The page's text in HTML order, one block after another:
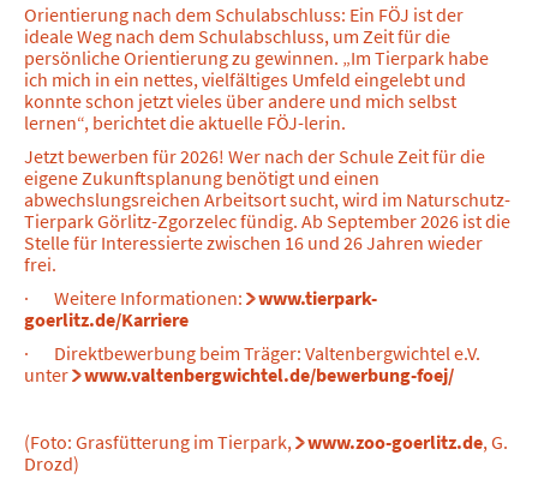
Orientierung nach dem Schulabschluss: Ein FÖJ ist der
ideale Weg nach dem Schulabschluss, um Zeit für die
persönliche Orientierung zu gewinnen. „Im Tierpark habe
ich mich in ein nettes, vielfältiges Umfeld eingelebt und
konnte schon jetzt vieles über andere und mich selbst
lernen“, berichtet die aktuelle FÖJ-lerin.
Jetzt bewerben für 2026! Wer nach der Schule Zeit für die
eigene Zukunftsplanung benötigt und einen
abwechslungsreichen Arbeitsort sucht, wird im Naturschutz-
Tierpark Görlitz-Zgorzelec fündig. Ab September 2026 ist die
Stelle für Interessierte zwischen 16 und 26 Jahren wieder
frei.
· Weitere Informationen:
www.tierpark-
goerlitz.de/Karriere
· Direktbewerbung beim Träger: Valtenbergwichtel e.V.
unter
www.valtenbergwichtel.de/bewerbung-foej/
(Foto: Grasfütterung im Tierpark, www.zoo-goerlitz.de, G.
Drozd)